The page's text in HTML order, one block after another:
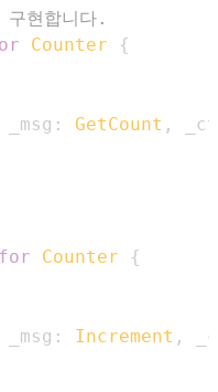
현합니다.
Counter
{
_msg : GetCount ,
for Counter
{
_msg : Increment ,